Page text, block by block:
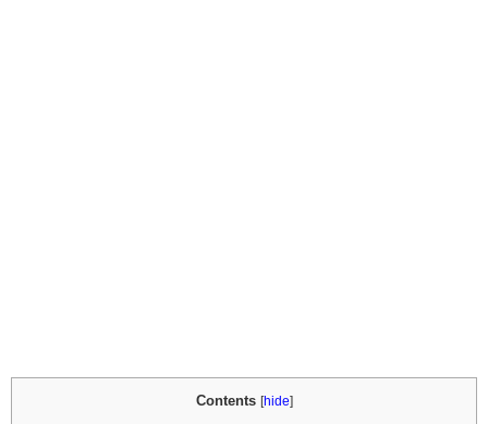
Contents [hide]